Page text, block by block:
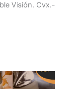
Visión. Cvx.-